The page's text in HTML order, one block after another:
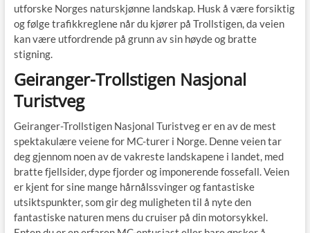
utforske Norges naturskjønne landskap. Husk å være forsiktig
og følge trafikkreglene når du kjører på Trollstigen, da veien
kan være utfordrende på grunn av sin høyde og bratte
stigning.
Geiranger-Trollstigen Nasjonal
Turistveg
Geiranger-Trollstigen Nasjonal Turistveg er en av de mest
spektakulære veiene for MC-turer i Norge. Denne veien tar
deg gjennom noen av de vakreste landskapene i landet, med
bratte fjellsider, dype fjorder og imponerende fossefall. Veien
er kjent for sine mange hårnålssvinger og fantastiske
utsiktspunkter, som gir deg muligheten til å nyte den
fantastiske naturen mens du cruiser på din motorsykkel.